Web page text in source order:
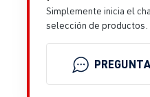
Simplemente inicia el
selección de productos.